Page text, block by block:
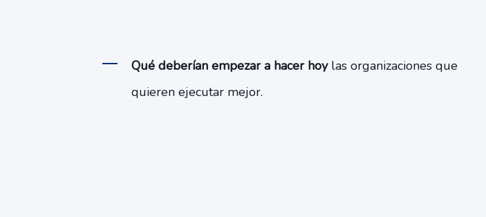
Qué deberían empezar a hacer hoylas organizaciones que
quieren ejecutar mejor.